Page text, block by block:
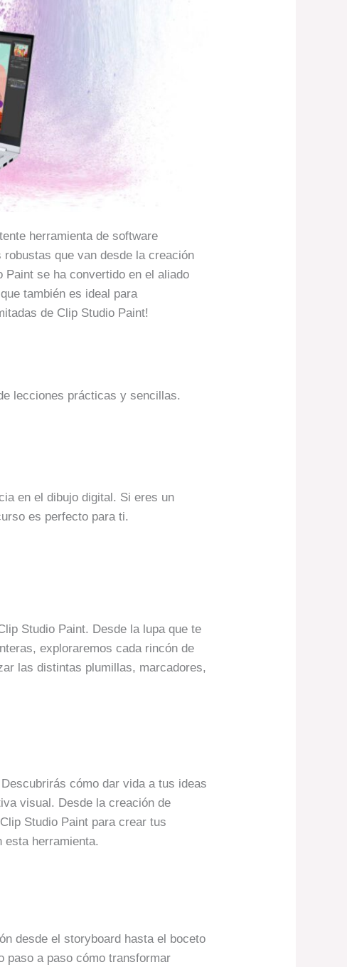
herramienta de software
que van desde la creación
se ha convertido en el aliado
también es ideal para
de Clip Studio Paint!
lecciones prácticas y sencillas.
en el dibujo digital. Si eres un
es perfecto para ti.
Studio Paint. Desde la lupa que te
exploraremos cada rincón de
las distintas plumillas, marcadores,
cómo dar vida a tus ideas
visual. Desde la creación de
Studio Paint para crear tus
herramienta.
desde el storyboard hasta el boceto
paso a paso cómo transformar